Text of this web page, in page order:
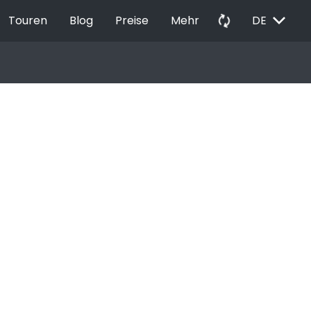
Touren Blog Preise Mehr autorenew DE EXPAND_MORE